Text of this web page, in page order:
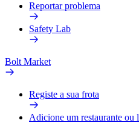
Reportar problema
Safety Lab
Bolt Market
Registe a sua frota
Adicione um restaurante ou